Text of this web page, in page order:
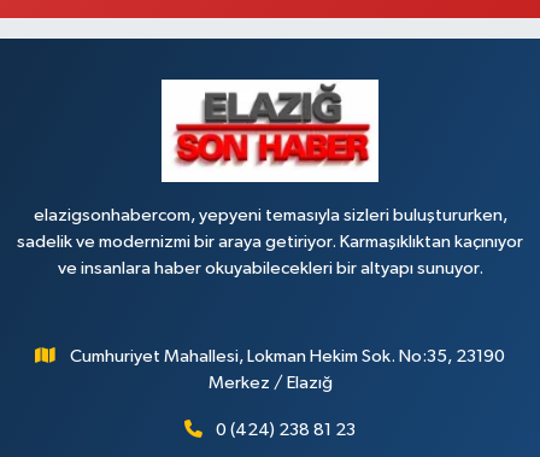
(HOZAT GARAJI OPET KARŞISI) 1. HARPUT CAD. SARISALTIK SOK NO:7 1
Yol Tarifi Al
elazigsonhabercom, yepyeni temasıyla sizleri buluştururken,
sadelik ve modernizmi bir araya getiriyor. Karmaşıklıktan kaçınıyor
ve insanlara haber okuyabilecekleri bir altyapı sunuyor.
Cumhuriyet Mahallesi, Lokman Hekim Sok. No:35, 23190
Merkez / Elazığ
0 (424) 238 81 23